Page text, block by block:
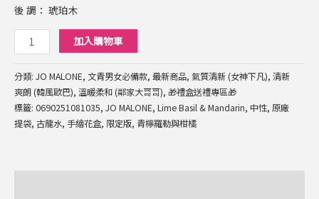
後 調： 琥珀木
手
限
定
版
加入購物車
分類: JO MALONE, 文青男女必備款, 最新商品, 氣質清新 (女神下凡), 清新
爽朗 (韓風歐巴), 溫暖柔和 (鄰家大哥哥), 🎁禮盒送禮專區🎁
標籤: 0690251081035, JO MALONE, Lime Basil & Mandarin, 中性, 原廠
提袋, 古龍水, 手繪花盒, 限定版, 青檸羅勒與柑橘